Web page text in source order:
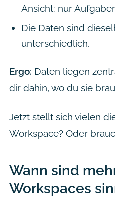
Ansicht: nur
Die Daten sind
unterschiedlich.
Ergo: Daten liegen
dir dahin, wo du sie
Jetzt stellt sich vielen
Workspace? Oder
Wann sind
Workspaces